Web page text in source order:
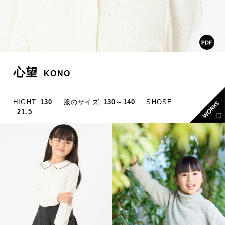
心望 KONO
HIGHT 130 服のサイズ 130～140
SHOSE
21.5